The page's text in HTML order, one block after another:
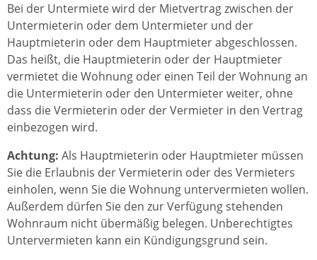
Bei der Untermiete wird der Mietvertrag zwischen der
Untermieterin oder dem Untermieter und der
Hauptmieterin oder dem Hauptmieter abgeschlossen.
Das heißt, die Hauptmieterin oder der Hauptmieter
vermietet die Wohnung oder einen Teil der Wohnung an
die Untermieterin oder den Untermieter weiter, ohne
dass die Vermieterin oder der Vermieter in den Vertrag
einbezogen wird.
Achtung: Als Hauptmieterin oder Hauptmieter müssen
Sie die Erlaubnis der Vermieterin oder des Vermieters
einholen, wenn Sie die Wohnung untervermieten wollen.
Außerdem dürfen Sie den zur Verfügung stehenden
Wohnraum nicht übermäßig belegen. Unberechtigtes
Untervermieten kann ein Kündigungsgrund sein.